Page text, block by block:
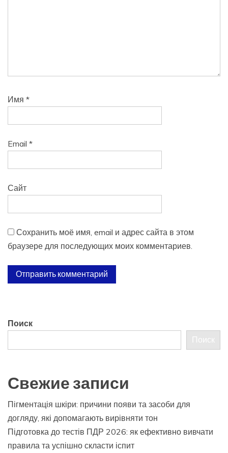
Имя *
Email *
Сайт
Сохранить моё имя, email и адрес сайта в этом
браузере для последующих моих комментариев.
Поиск
Поиск
Свежие записи
Пігментація шкіри: причини появи та засоби для
догляду, які допомагають вирівняти тон
Підготовка до тестів ПДР 2026: як ефективно вивчати
правила та успішно скласти іспит